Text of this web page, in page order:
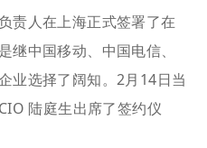
责人在上海正式签署了在
继中国移动、中国电信、
业选择了阔知。2月14日当
陆庭生出席了签约仪